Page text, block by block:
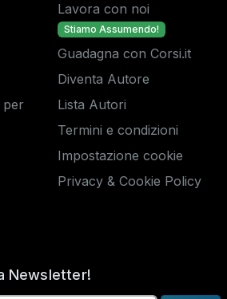
per
Lavora con noi
Stiamo Assumendo!
Guadagna con Corsi.it
Diventa Autore
Lista Autori
Termini e condizioni
Impostazione cookie
Privacy & Cookie Policy
Newsletter!